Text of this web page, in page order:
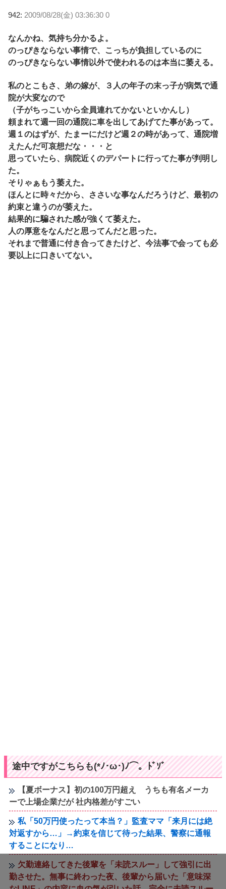
942: 2009/08/28(金) 03:36:30 0
なんかね、気持ち分かるよ。
のっぴきならない事情で、こっちが負担しているのに
のっぴきならない事情以外で使われるのは本当に萎える。
私のとこもさ、弟の嫁が、３人の年子の末っ子が病気で通
院が大変なので
（子がちっこいから全員連れてかないといかんし）
頼まれて週一回の通院に車を出してあげてた事があって。
週１のはずが、たまーにだけど週２の時があって、通院増
えたんだ可哀想だな・・・と
思っていたら、病院近くのデパートに行ってた事が判明し
た。
そりゃぁもう萎えた。
ほんとに時々だから、ささいな事なんだろうけど、最初の
約束と違うのが萎えた。
結果的に騙された感が強くて萎えた。
人の厚意をなんだと思ってんだと思った。
それまで普通に付き合ってきたけど、今法事で会っても必
要以上に口きいてない。
途中ですがこちらも(*ﾉ･ω･)ﾉ⌒。ﾄﾞｿﾞ
【夏ボーナス】初の100万円超え うちも有名メーカ
ーで上場企業だが 社内格差がすごい
私「50万円使ったって本当？」監査ママ「来月には絶
対返すから…」→約束を信じて待った結果、警察に通報
することになり…
欠勤連絡してきた後輩を「未読スルー」して強引に出
勤させた。無事に終わった夜、後輩から届いた「意味深